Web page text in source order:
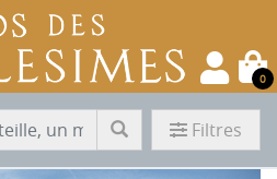
0
Filtres